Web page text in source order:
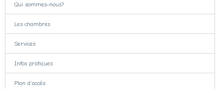
Qui sommes-nous?
Les chambres
Services
Infos pratiques
Plan d'accès